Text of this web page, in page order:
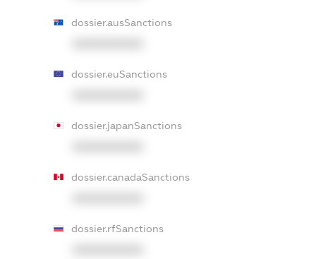
dossier.ausSanctions
dossier.euSanctions
dossier.japanSanctions
dossier.canadaSanctions
dossier.rfSanctions